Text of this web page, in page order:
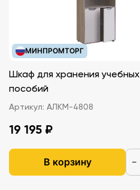
МИНПРОМТОРГ
Шкаф для хранения учебных
пособий
Артикул: АЛКМ-4808
19 195 ₽
В корзину −